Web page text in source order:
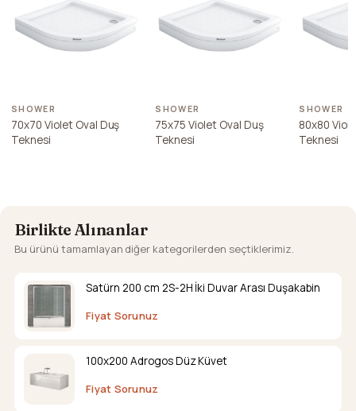
SHOWER
70x70 Violet Oval Duş
Teknesi
SHOWER
75x75 Violet Oval Duş
Teknesi
SHOWER
80x80
Teknesi
Birlikte Alınanlar
Bu ürünü tamamlayan diğer kategorilerden seçtiklerimiz.
Satürn 200 cm 2S-2H İki Duvar Arası Duşakabin
Fiyat Sorunuz
100x200 Adrogos Düz Küvet
Fiyat Sorunuz